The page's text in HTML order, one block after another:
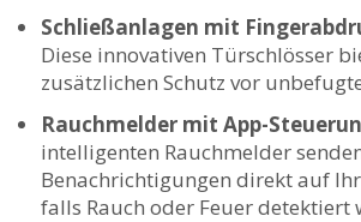
Schließanlagen mit
⁢Diese innovativen Türschlösser
zusätzlichen Schutz vor
Rauchmelder mit App-
intelligenten Rauchmelder
‍Benachrichtigungen direkt auf
falls Rauch oder Feuer detektiert